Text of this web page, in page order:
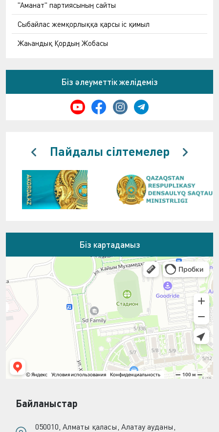
"Аманат" партиясының сайты
Сыбайлас жемқорлыққа қарсы іс қимыл
Жаһандық Қордың Жобасы
Біз әлеуметтік желідеміз
Пайдалы сілтемелер
Біз картадамыз
Байланыстар
050010, Алматы қаласы, Алатау ауданы,